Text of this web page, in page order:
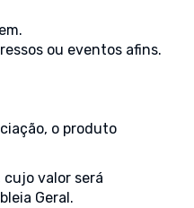
ou eventos afins.
o produto
cujo valor será
Geral.